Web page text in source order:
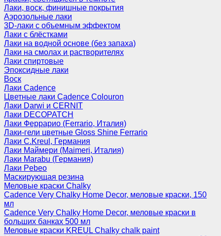
Лаки, воск, финишные покрытия
Аэрозольные лаки
3D-лаки с объемным эффектом
Лаки с блёстками
Лаки на водной основе (без запаха)
Лаки на смолах и растворителях
Лаки спиртовые
Эпоксидные лаки
Воск
Лаки Cadence
Цветные лаки Cadence Colouron
Лаки Darwi и CERNIT
Лаки DECOPATCH
Лаки Феррарио (Ferrario, Италия)
Лаки-гели цветные Gloss Shine Ferrario
Лаки C.Kreul, Германия
Лаки Маймери (Maimeri, Италия)
Лаки Marabu (Германия)
Лаки Pebeo
Маскирующая резина
Меловые краски Chalky
Cadence Very Chalky Home Decor, меловые краски, 150
мл
Cadence Very Chalky Home Decor, меловые краски в
больших банках 500 мл
Меловые краски KREUL Chalky chalk paint